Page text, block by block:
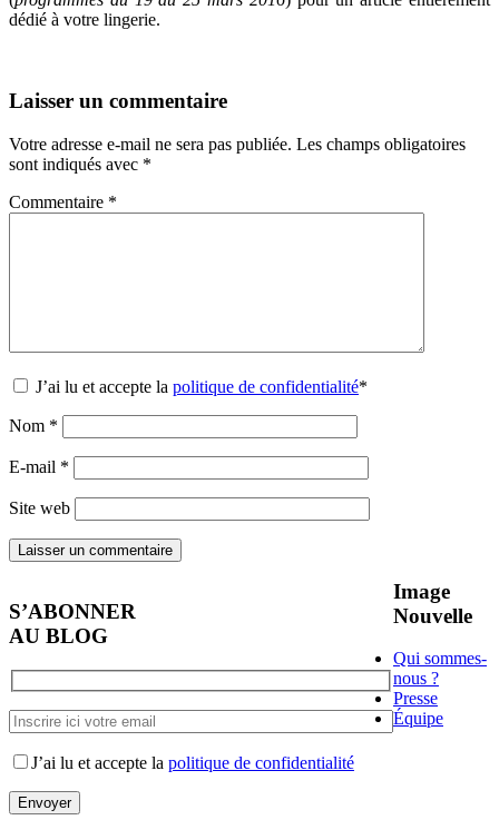
dédié à votre lingerie.
Laisser un commentaire
Votre adresse e-mail ne sera pas publiée. Les champs obligatoires
sont indiqués avec *
Commentaire *
J’ai lu et accepte la politique de confidentialité*
Nom *
E-mail *
Site web
S’ABONNER
AU BLOG
J’ai lu et accepte la politique de confidentialité
Image
Nouvelle
Qui sommes-
nous ?
Presse
Équipe